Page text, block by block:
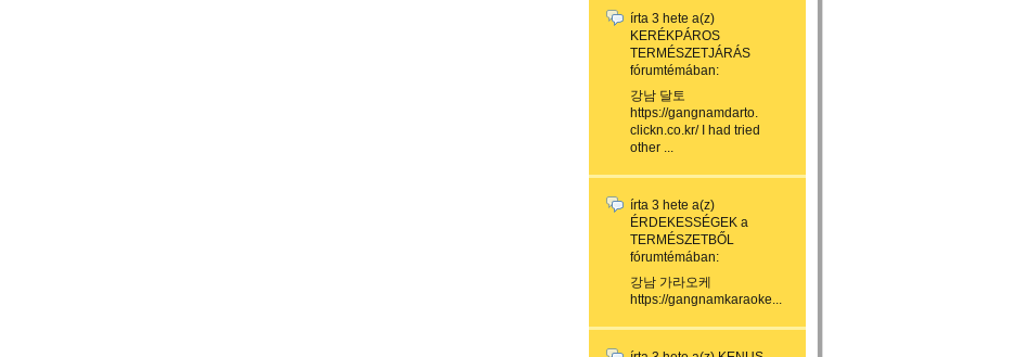
írta 3 hete a(z)
KERÉKPÁROS
TERMÉSZETJÁRÁS
fórumtémában:
강남 달토
https://gangnamdarto.
clickn.co.kr/ I had tried
other ...
írta 3 hete a(z)
ÉRDEKESSÉGEK a
TERMÉSZETBŐL
fórumtémában:
강남 가라오케
https://gangnamkaraoke...